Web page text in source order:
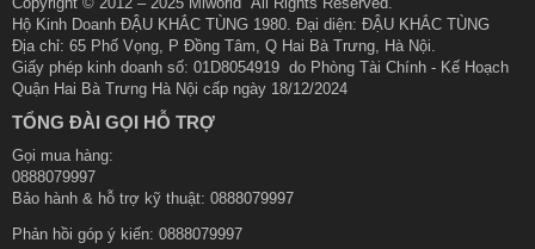
Hộ Kinh Doanh ĐẬU KHẮC TÙNG 1980. Đại diện: ĐẬU KHẮC TÙNG
Địa chỉ: 65 Phố Vọng, P Đồng Tâm, Q Hai Bà Trưng, Hà Nội.
Giấy phép kinh doanh số: 01D8054919 do Phòng Tài Chính - Kế Hoạch
Quận Hai Bà Trưng Hà Nội cấp ngày 18/12/2024
TỔNG ĐÀI GỌI HỖ TRỢ
Gọi mua hàng:
0888079997
Bảo hành & hỗ trợ kỹ thuật: 0888079997
Phản hồi góp ý kiến: 0888079997